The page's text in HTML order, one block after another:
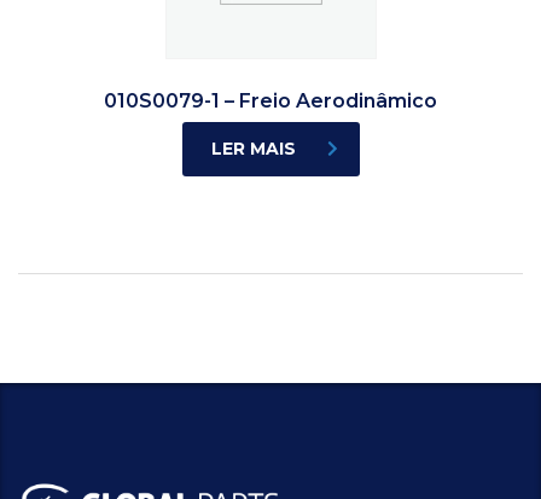
010S0079-1 – Freio Aerodinâmico
LER MAIS